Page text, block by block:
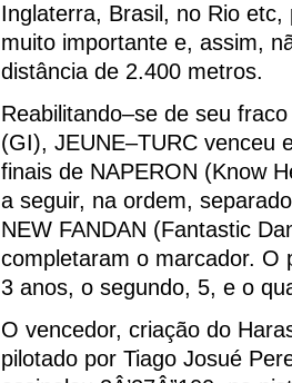
Inglaterra, Brasil, no Rio
muito importante e, assim,
distância de 2.400 metros.
Reabilitando–se de seu
(GI), JEUNE–TURC venceu
finais de NAPERON (Know
a seguir, na ordem,
NEW FANDAN (Fantastic
completaram o marcador. O
3 anos, o segundo, 5, e o
O vencedor, criação do
pilotado por Tiago Josué